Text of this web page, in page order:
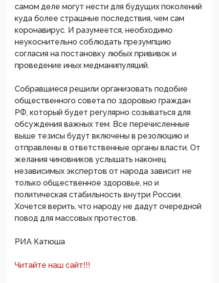
самом деле могут нести для будущих поколений
куда более страшные последствия, чем сам
коронавирус. И разумеется, необходимо
неукоснительно соблюдать презумпцию
согласия на постановку любых прививок и
проведение иных медманипуляций.
Собравшиеся решили организовать подобие
общественного совета по здоровью граждан
РФ, который будет регулярно созываться для
обсуждения важных тем. Все перечисленные
выше тезисы будут включены в резолюцию и
отправлены в ответственные органы власти. От
желания чиновников услышать наконец
независимых экспертов от народа зависит не
только общественное здоровье, но и
политическая стабильность внутри России.
Хочется верить, что народу не дадут очередной
повод для массовых протестов.
РИА Катюша
Читайте наш сайт!!!